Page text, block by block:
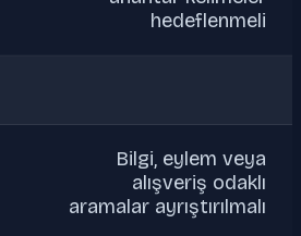
hedeflenmeli
Bilgi, eylem veya
alışveriş odaklı
aramalar ayrıştırılmalı